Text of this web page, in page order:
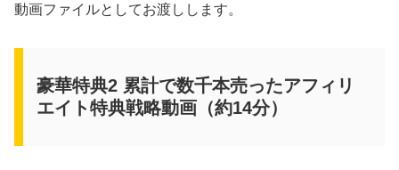
動画ファイルとしてお渡しします。
豪華特典2 累計で数千本売ったアフィリ
エイト特典戦略動画（約14分）